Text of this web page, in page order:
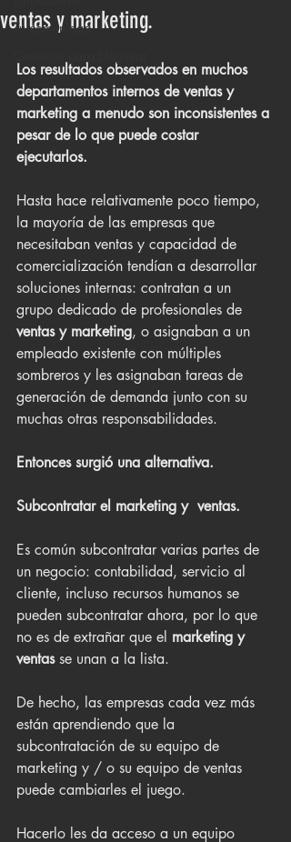
Tu comunidad
ventas y marketing.
Los resultados observados en muchos
departamentos internos de ventas y
marketing a menudo son inconsistentes a
pesar de lo que puede costar
ejecutarlos.
Hasta hace relativamente poco tiempo,
la mayoría de las empresas que
necesitaban ventas y capacidad de
comercialización tendían a desarrollar
soluciones internas: contratan a un
grupo dedicado de profesionales de
ventas y marketing, o asignaban a un
empleado existente con múltiples
sombreros y les asignaban tareas de
generación de demanda junto con su
muchas otras responsabilidades.
Entonces surgió una alternativa.
Subcontratar el marketing y  ventas.
Es común subcontratar varias partes de
un negocio: contabilidad, servicio al
cliente, incluso recursos humanos se
pueden subcontratar ahora, por lo que
no es de extrañar que el marketing y
ventas se unan a la lista.
De hecho, las empresas cada vez más
están aprendiendo que la
subcontratación de su equipo de
marketing y / o su equipo de ventas
puede cambiarles el juego.
Hacerlo les da acceso a un equipo